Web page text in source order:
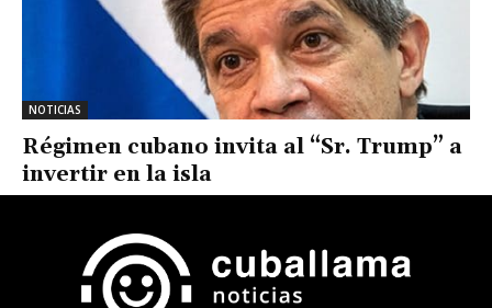
NOTICIAS
Régimen cubano invita al “Sr. Trump” a
invertir en la isla